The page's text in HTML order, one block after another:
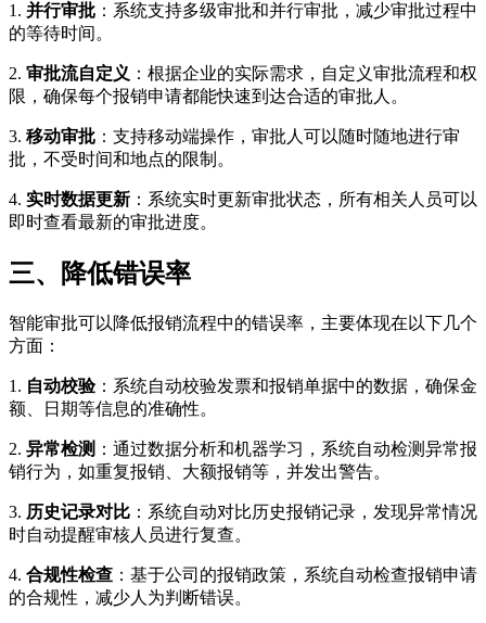
1. 并行审批 ：系统支持多级审批和并行审批，减少审批过程中
的等待时间。
2. 审批流自定义 ：根据企业的实际需求，自定义审批流程和权
限，确保每个报销申请都能快速到达合适的审批人。
3. 移动审批 ：支持移动端操作，审批人可以随时随地进行审
批，不受时间和地点的限制。
4. 实时数据更新 ：系统实时更新审批状态，所有相关人员可以
即时查看最新的审批进度。
三、降低错误率
智能审批可以降低报销流程中的错误率，主要体现在以下几个
方面：
1. 自动校验：系统自动校验发票和报销单据中的数据，确保金
额、日期等信息的准确性。
2. 异常检测 ：通过数据分析和机器学习，系统自动检测异常报
销行为，如重复报销、大额报销等，并发出警告。
3. 历史记录对比 ：系统自动对比历史报销记录，发现异常情况
时自动提醒审核人员进行复查。
4. 合规性检查 ：基于公司的报销政策，系统自动检查报销申请
的合规性，减少人为判断错误。